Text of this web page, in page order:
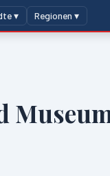
▾ Regionen ▾